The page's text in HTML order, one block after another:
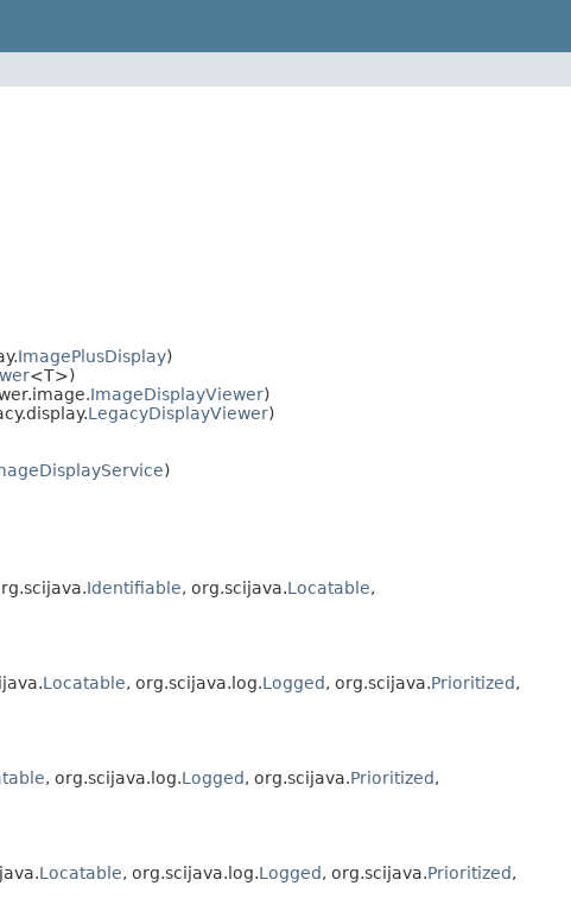
ImagePlusDisplay)
<T>)
ImageDisplayViewer)
LegacyDisplayViewer)
)
Identifiable, org.scijava.Locatable,
Locatable, org.scijava.log.Logged, org.scijava.Prioritized,
, org.scijava.log.Logged, org.scijava.Prioritized,
Locatable, org.scijava.log.Logged, org.scijava.Prioritized,